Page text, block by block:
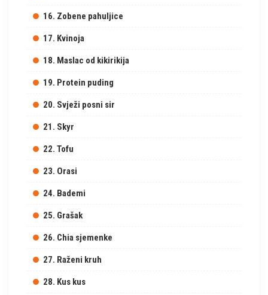
16. Zobene pahuljice
17. Kvinoja
18. Maslac od kikirikija
19. Protein puding
20. Svježi posni sir
21. Skyr
22. Tofu
23. Orasi
24. Bademi
25. Grašak
26. Chia sjemenke
27. Raženi kruh
28. Kus kus